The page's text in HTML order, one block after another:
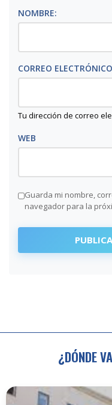
NOMBRE:
CORREO
Tu dirección de correo
WEB
Guarda mi nombre,
navegador para la
¿DÓNDE